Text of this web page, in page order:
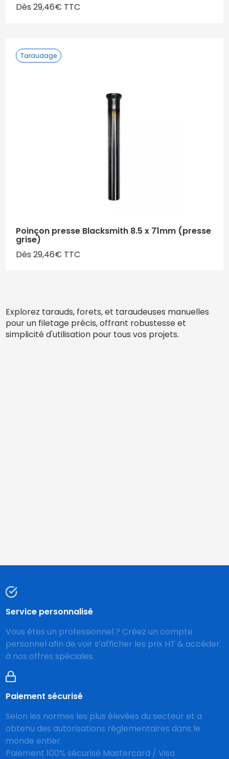
Dès 29,46€ TTC
Taraudage
Poinçon presse Blacksmith 8.5 x 71mm (presse
grise)
Dès 29,46€ TTC
Explorez tarauds, forets, et taraudeuses manuelles
pour un filetage précis, offrant robustesse et
simplicité d'utilisation pour tous vos projets.
Service personnalisé
Vous êtes un professionnel ? Créez un compte
personnel afin de voir s’afficher les prix HT & accéder
à nos offres spéciales.
Paiement sécurisé
Selon les normes les plus élevées du secteur et a
obtenu des autorisations réglementaires dans le
monde entier.
Paiement 100% sécurisé Mastercard / Visa